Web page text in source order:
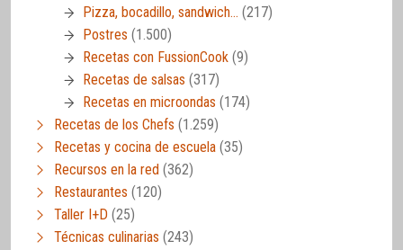
Pizza, bocadillo, sandwich… (217)
Postres (1.500)
Recetas con FussionCook (9)
Recetas de salsas (317)
Recetas en microondas (174)
Recetas de los Chefs (1.259)
Recetas y cocina de escuela (35)
Recursos en la red (362)
Restaurantes (120)
Taller I+D (25)
Técnicas culinarias (243)